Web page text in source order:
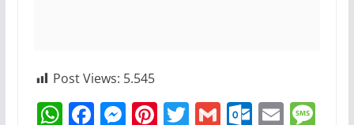
Post Views: 5.545
W F M Pi T G O E M